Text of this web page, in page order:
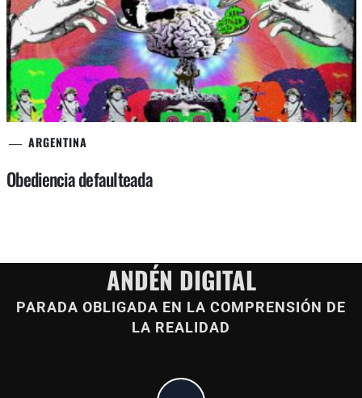
ARGENTINA
Obediencia defaulteada
ANDÉN DIGITAL
PARADA OBLIGADA EN LA COMPRENSIÓN DE
LA REALIDAD